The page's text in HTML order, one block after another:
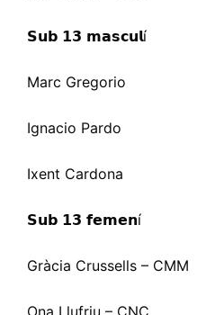
𝗦𝘂𝗯 𝟭𝟯 𝗺𝗮𝘀𝗰𝘂𝗹í
Marc Gregorio
Ignacio Pardo
Ixent Cardona
𝗦𝘂𝗯 𝟭𝟯 𝗳𝗲𝗺𝗲𝗻í
Gràcia Crussells – CMM
Ona Llufriu – CNC